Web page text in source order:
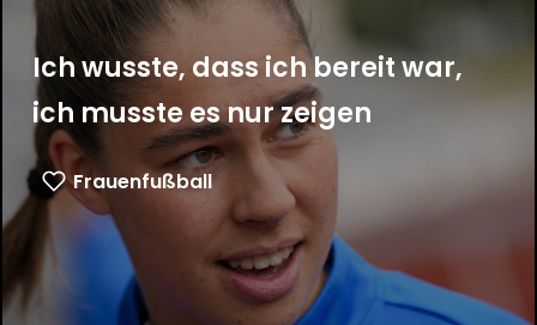
Ich wusste, dass ich bereit war,
ich musste es nur zeigen
Frauenfußball